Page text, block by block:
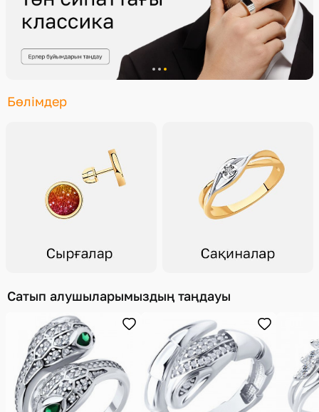
Бөлімдер
Сатып алушыларымыздың таңдауы
Себет
Таңдаулы
Қарап шығулар тарихы
Жеткізу әдістері